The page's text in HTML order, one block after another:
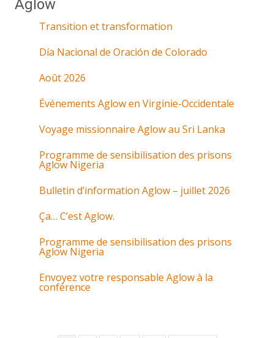
Aglow
Transition et transformation
Día Nacional de Oración de Colorado
Août 2026
Événements Aglow en Virginie-Occidentale
Voyage missionnaire Aglow au Sri Lanka
Programme de sensibilisation des prisons
Aglow Nigeria
Bulletin d’information Aglow – juillet 2026
Ça… C’est Aglow.
Programme de sensibilisation des prisons
Aglow Nigeria
Envoyez votre responsable Aglow à la
conférence